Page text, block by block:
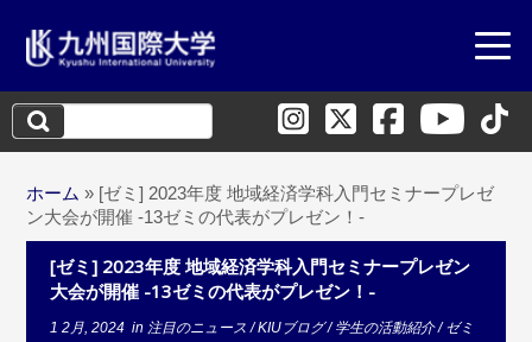
検
索:
ホーム » [ゼミ] 2023年度 地域経済学科入門セミナープレゼ
ン大会が開催 -13ゼミの代表がプレゼン！-
[ゼミ] 2023年度 地域経済学科入門セミナープレゼン
大会が開催 -13ゼミの代表がプレゼン！-
1 2月, 2024 in 注目のニュース/KIUブログ/学生の活動紹介/ゼミ